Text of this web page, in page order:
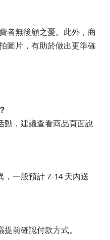
者無後顧之憂。此外，商
圖片，有助於做出更準確
動，建議查看商品頁面說
，一般預計 7-14 天內送
前確認付款方式。